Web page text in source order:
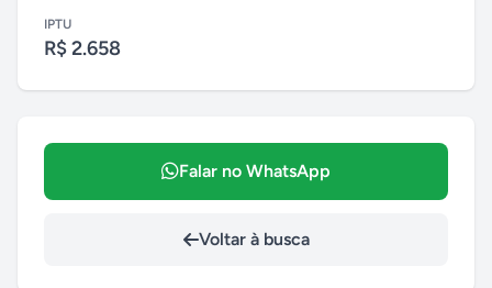
IPTU
R$ 2.658
Falar no WhatsApp
Voltar à busca